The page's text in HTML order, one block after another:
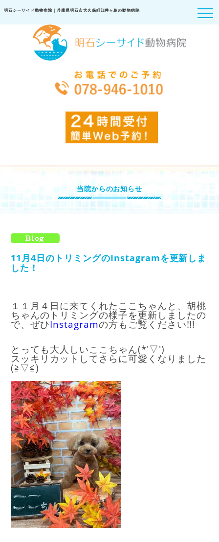
明石シーサイド動物病院｜兵庫県明石市大久保町江井ヶ島の動物病院
当院からのお知らせ
11月4日のトリミングのInstagramを更新しま
した！
１１月４日に来てくれたここちゃんと、胡桃
ちゃんのトリミングの様子を更新しましたの
で、ぜひInstagramの方もご覧ください!!!
とっても大人しいここちゃん(*'▽')
スッキリカットしてさらに可愛くなりました
(≧▽≦)